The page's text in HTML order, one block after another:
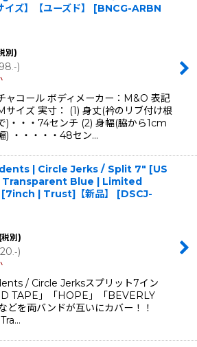
ズ】【ユーズド】
[BNCG-ARBN
別)
.-)
ャコール ボディメーカー：M&O 表記
サイズ 実寸： (1) 身丈(衿のリブ付け根
)・・・74センチ (2) 身幅(脇から1cm
) ・・・・・48セン…
| Circle Jerks / Split 7" [US
Transparent Blue | Limited
| Trust]【新品】
[DSCJ-
(税別)
.-)
/ Circle Jerksスプリット7イン
TAPE」「HOPE」「BEVERLY
どを両バンドが互いにカバー！！